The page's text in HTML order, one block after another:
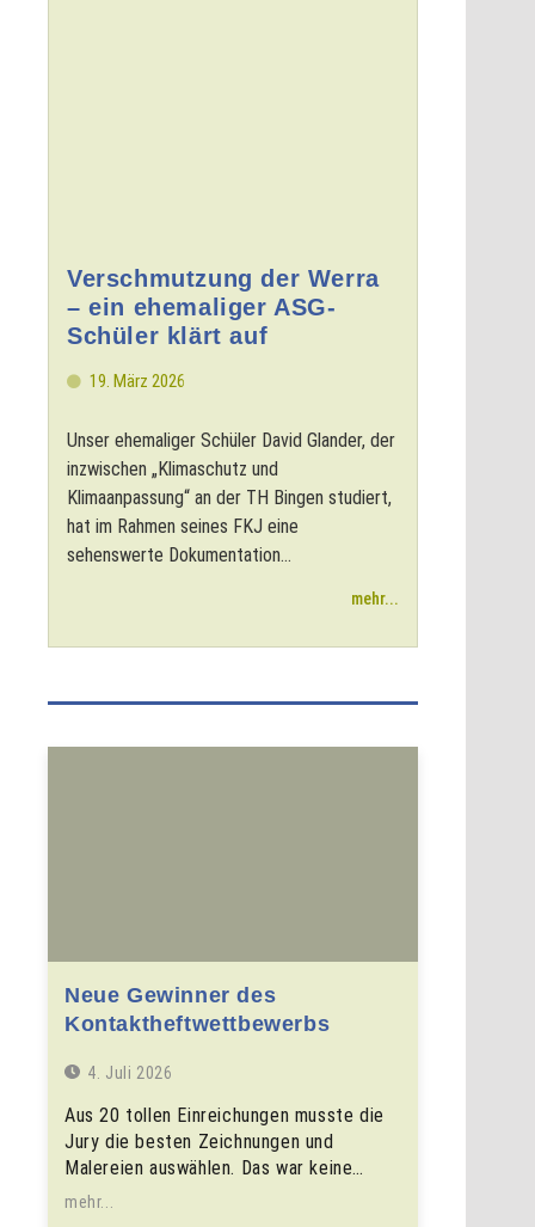
Verschmutzung der Werra
– ein ehemaliger ASG-
Schüler klärt auf
19. März 2026
Unser ehemaliger Schüler David Glander, der
inzwischen „Klimaschutz und
Klimaanpassung“ an der TH Bingen studiert,
hat im Rahmen seines FKJ eine
sehenswerte Dokumentation...
mehr...
Neue Gewinner des
Kontaktheftwettbewerbs
4. Juli 2026
Aus 20 tollen Einreichungen musste die
Jury die besten Zeichnungen und
Malereien auswählen. Das war keine…
mehr...